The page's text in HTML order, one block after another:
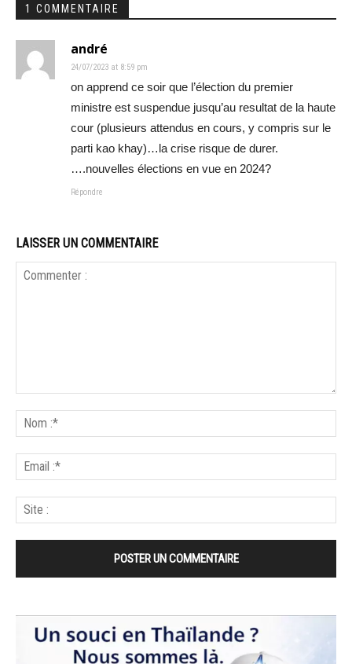
1 COMMENTAIRE
andré
24/07/2023 at 8:59 pm
on apprend ce soir que l’élection du premier
ministre est suspendue jusqu’au resultat de la haute
cour (plusieurs attendus en cours, y compris sur le
parti kao khay)…la crise risque de durer.
….nouvelles élections en vue en 2024?
Répondre
LAISSER UN COMMENTAIRE